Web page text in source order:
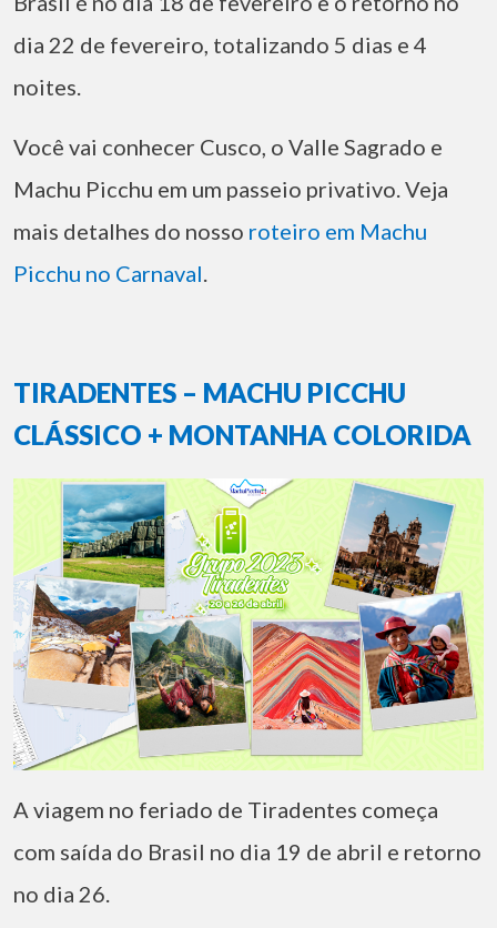
dia 22 de fevereiro, totalizando 5 dias e 4
noites.
Você vai conhecer Cusco, o Valle Sagrado e
Machu Picchu em um passeio privativo. Veja
mais detalhes do nosso roteiro em Machu
Picchu no Carnaval.
TIRADENTES – MACHU PICCHU
CLÁSSICO + MONTANHA COLORIDA
A viagem no feriado de Tiradentes começa
com saída do Brasil no dia 19 de abril e retorno
no dia 26.